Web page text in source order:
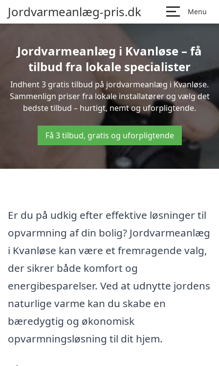
Jordvarmeanlæg-pris.dk Menu
Jordvarmeanlæg i Kvanløse – få
tilbud fra lokale specialister
Indhent 3 gratis tilbud på jordvarmeanlæg i Kvanløse.
Sammenlign priser fra lokale installatører og vælg det
bedste tilbud – hurtigt, nemt og uforpligtende.
Få 3 tilbud, gratis og uforpligtende
Er du på udkig efter effektive løsninger til
opvarmning af din bolig? Jordvarmeanlæg
i Kvanløse kan være et fremragende valg,
der sikrer både komfort og
energibesparelser. Ved at udnytte jordens
naturlige varme kan du skabe en
bæredygtig og økonomisk
opvarmningsløsning til dit hjem.